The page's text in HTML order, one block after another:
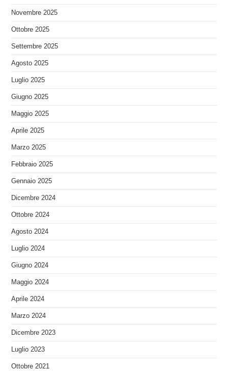
Novembre 2025
Ottobre 2025
Settembre 2025
Agosto 2025
Luglio 2025
Giugno 2025
Maggio 2025
Aprile 2025
Marzo 2025
Febbraio 2025
Gennaio 2025
Dicembre 2024
Ottobre 2024
Agosto 2024
Luglio 2024
Giugno 2024
Maggio 2024
Aprile 2024
Marzo 2024
Dicembre 2023
Luglio 2023
Ottobre 2021